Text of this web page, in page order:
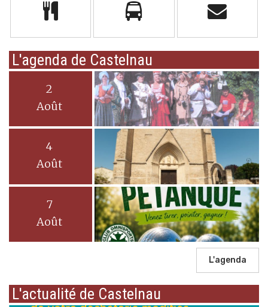
L'agenda de Castelnau
2
Août
4
Août
7
Août
L'agenda
L'actualité de Castelnau